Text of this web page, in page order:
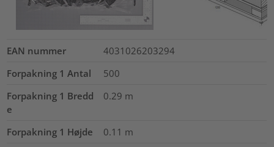
EAN nummer
4031026203294
Forpakning 1 Antal
500
Forpakning 1 Bredd
e
0.29 m
Forpakning 1 Højde 0.11 m